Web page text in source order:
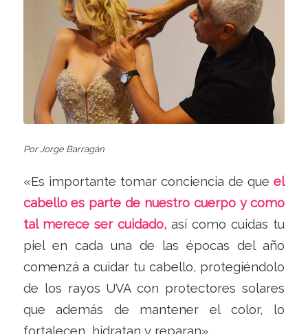
Por Jorge Barragán
«Es importante tomar conciencia de queel
cabello es parte de nuestro cuerpo y como
tal merece ser cuidado, así como cuidas tu
piel en cada una de las épocas del año
comenzá a cuidar tu cabello, protegiéndolo
de los rayos UVA con protectores solares
que además de mantener el color, lo
fortalecen, hidratan y reparan»